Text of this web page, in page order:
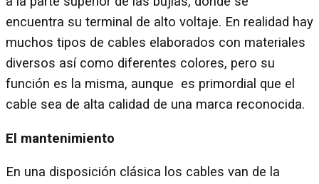
encuentra su terminal de alto voltaje. En realidad hay
muchos tipos de cables elaborados con materiales
diversos así como diferentes colores, pero su
función es la misma, aunque es primordial que el
cable sea de alta calidad de una marca reconocida.
El mantenimiento
En una disposición clásica los cables van de la